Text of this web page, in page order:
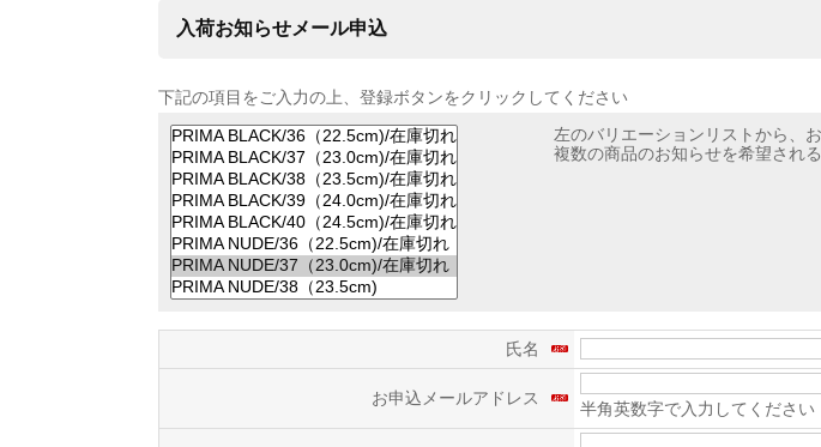
入荷お知らせメール申込
下記の項目をご入力の上、登録ボタンをクリックしてください
左のバリエーションリストから、
複数の商品のお知らせを希望され
氏名
お申込メールアドレス
半角英数字で入力してください